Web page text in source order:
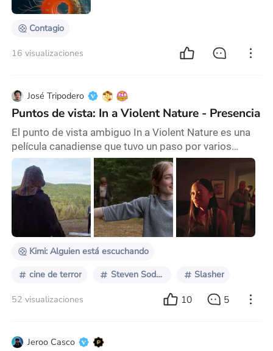
esperanza. Cuando llegó la pandemia, sentí q
Contagio
16 visualizaciones
José Tripodero
Puntos de vista: In a Violent Nature - Presencia
El punto de vista ambiguo In a Violent Nature es una
película canadiense que tuvo un paso por varios
festivales (uno de ellos fue el de Sundance de 2024) y
su distribución fue limitada en salas de cine. Tras las
primeras proyecciones había un consenso entre los
críticos y espectadores que señalaban una
particularidad bien específica dentro de un género
bien esquemático, como lo es el slasher. El p
Kimi: Alguien está escuchando
cine de terror Steven Soderbergh Slasher
52 visualizaciones 10 5
Jeroo Casco